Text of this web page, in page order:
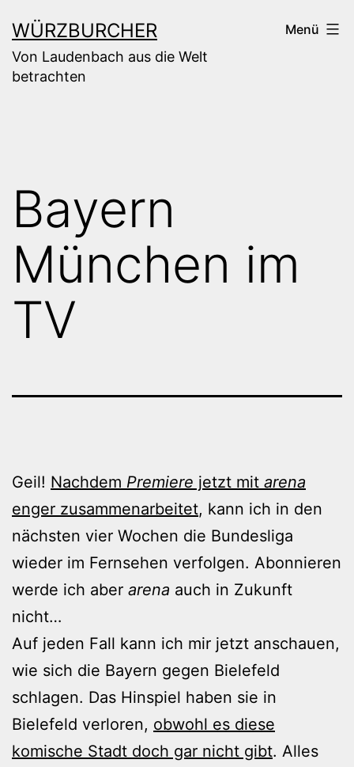
Inhalt
springen
WÜRZBURCHER
Von Laudenbach aus die Welt
betrachten
Menü
Bayern
München im
TV
Geil! Nachdem Premiere jetzt mit arena
enger zusammenarbeitet, kann ich in den
nächsten vier Wochen die Bundesliga
wieder im Fernsehen verfolgen. Abonnieren
werde ich aber arena auch in Zukunft
nicht…
Auf jeden Fall kann ich mir jetzt anschauen,
wie sich die Bayern gegen Bielefeld
schlagen. Das Hinspiel haben sie in
Bielefeld verloren, obwohl es diese
komische Stadt doch gar nicht gibt. Alles